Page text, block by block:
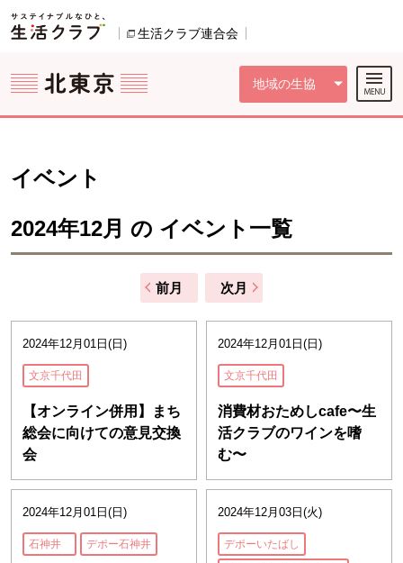
ページの先頭です。
生活クラブ連合会
地域の生協
ここからサイト内共通メニューです。
サイト内共通メニューをスキップする
サイト内共通メニューここまで。
イベント
2024年12月 の イベント一覧
前月 次月
2024年12月01日(日)
文京千代田
【オンライン併用】まち
総会に向けての意見交換
会
2024年12月01日(日)
文京千代田
消費材おためしcafe〜生
活クラブのワインを嗜
む〜
2024年12月01日(日)
石神井 デポー石神井
2024年12月03日(火)
デポーいたばし